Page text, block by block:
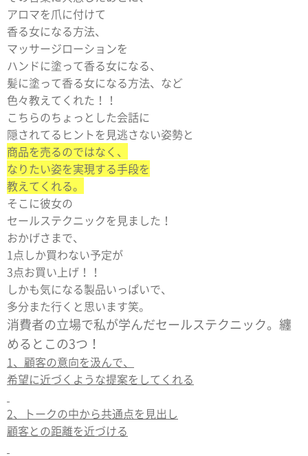
アロマを爪に付けて
香る女になる方法、
マッサージローションを
ハンドに塗って香る女になる、
髪に塗って香る女になる方法、など
色々教えてくれた！！
こちらのちょっとした会話に
隠されてるヒントを見逃さない姿勢と
商品を売るのではなく、
なりたい姿を実現する手段を
教えてくれる。
そこに彼女の
セールステクニックを見ました！
おかげさまで、
1点しか買わない予定が
3点お買い上げ！！
しかも気になる製品いっぱいで、
多分また行くと思います笑。
消費者の立場で私が学んだセールステクニック。纏
めるとこの3つ！
1、顧客の意向を汲んで、
希望に近づくような提案をしてくれる
2、トークの中から共通点を見出し
顧客との距離を近づける